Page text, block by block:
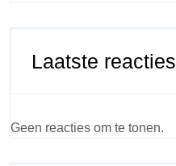
Laatste reacties
Geen reacties om te tonen.